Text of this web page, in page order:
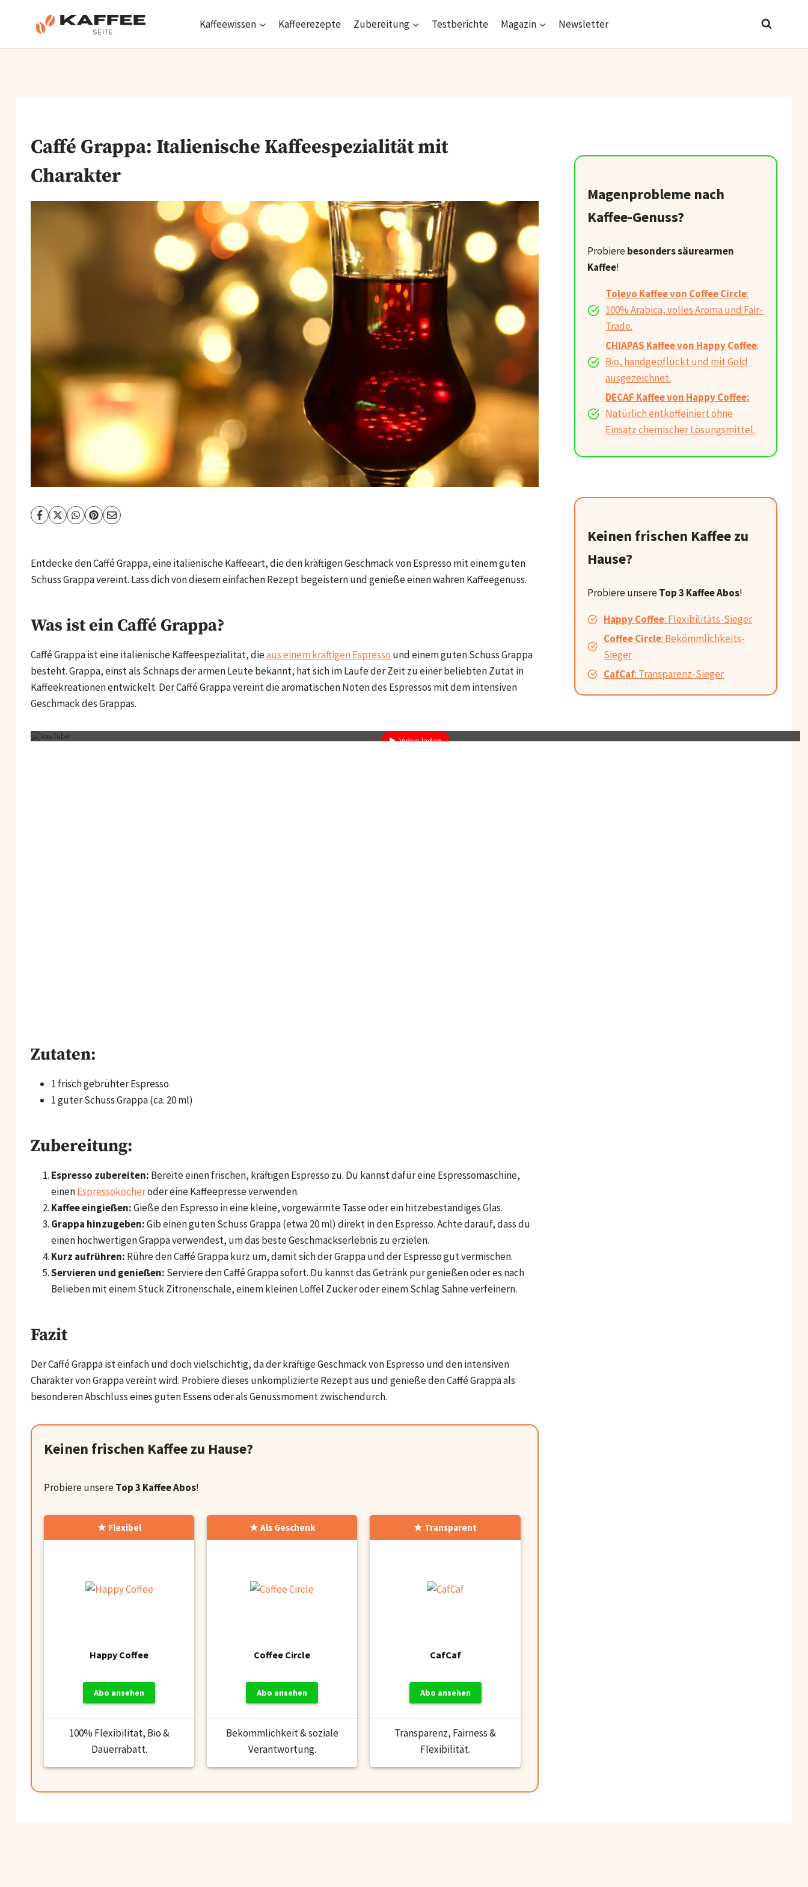
Kaffeewissen Kaffeerezepte Zubereitung Testberichte Magazin Newsletter
Caffé Grappa: Italienische Kaffeespezialität mit
Charakter
Entdecke den Caffé Grappa, eine italienische Kaffeeart, die den kräftigen Geschmack von Espresso mit einem guten
Schuss Grappa vereint. Lass dich von diesem einfachen Rezept begeistern und genieße einen wahren Kaffeegenuss.
Was ist ein Caffé Grappa?
Caffé Grappa ist eine italienische Kaffeespezialität, dieaus einem kräftigen Espresso und einem guten Schuss Grappa
besteht. Grappa, einst als Schnaps der armen Leute bekannt, hat sich im Laufe der Zeit zu einer beliebten Zutat in
Kaffeekreationen entwickelt. Der Caffé Grappa vereint die aromatischen Noten des Espressos mit dem intensiven
Geschmack des Grappas.
Video laden
Zutaten:
1 frisch gebrühter Espresso
1 guter Schuss Grappa (ca. 20 ml)
Zubereitung:
Espresso zubereiten: Bereite einen frischen, kräftigen Espresso zu. Du kannst dafür eine Espressomaschine,
einenEspressokocheroder eine Kaffeepresse verwenden.
Kaffee eingießen:Gieße den Espresso in eine kleine, vorgewärmte Tasse oder ein hitzebeständiges Glas.
Grappa hinzugeben:Gib einen guten Schuss Grappa (etwa 20 ml) direkt in den Espresso. Achte darauf, dass du
einen hochwertigen Grappa verwendest, um das beste Geschmackserlebnis zu erzielen.
Kurz aufrühren: Rühre den Caffé Grappa kurz um, damit sich der Grappa und der Espresso gut vermischen.
Servieren und genießen: Serviere den Caffé Grappa sofort. Du kannst das Getränk pur genießen oder es nach
Belieben mit einem Stück Zitronenschale, einem kleinen Löffel Zucker oder einem Schlag Sahne verfeinern.
Fazit
Der Caffé Grappa ist einfach und doch vielschichtig, da der kräftige Geschmack von Espresso und den intensiven
Charakter von Grappa vereint wird. Probiere dieses unkomplizierte Rezept aus und genieße den Caffé Grappa als
besonderen Abschluss eines guten Essens oder als Genussmoment zwischendurch.
Keinen frischen Kaffee zu Hause?
Probiere unsereTop 3 Kaffee Abos!
Flexibel
Happy Coffee
Abo ansehen
100% Flexibilität, Bio &
Dauerrabatt.
Als Geschenk
Coffee Circle
Abo ansehen
Bekömmlichkeit & soziale
Verantwortung.
Transparent
CafCaf
Abo ansehen
Transparenz, Fairness &
Flexibilität.
Magenprobleme nach
Kaffee-Genuss?
Probierebesonders säurearmen
Kaffee!
Toleyo Kaffee von Coffee Circle:
100% Arabica, volles Aroma und Fair-
Trade.
CHIAPAS Kaffee von Happy Coffee:
Bio, handgepflückt und mit Gold
ausgezeichnet.
DECAF Kaffee von Happy Coffee:
Natürlich entkoffeiniert ohne
Einsatz chemischer Lösungsmittel.
Keinen frischen Kaffee zu
Hause?
Probiere unsereTop 3 Kaffee Abos!
Happy Coffee: Flexibilitäts-Sieger
Coffee Circle: Bekömmlichkeits-
Sieger
CafCaf: Transparenz-Sieger